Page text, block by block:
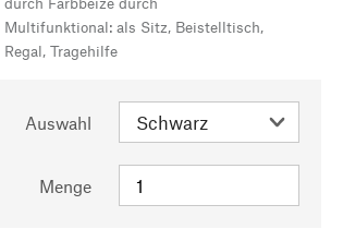
Multifunktional: als Sitz, Beistelltisch,
Regal, Tragehilfe
Auswahl
Menge